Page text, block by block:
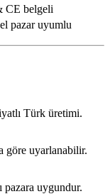
CE belgeli
pazar uyumlu
Türk üretimi.
göre uyarlanabilir.
pazara uygundur.